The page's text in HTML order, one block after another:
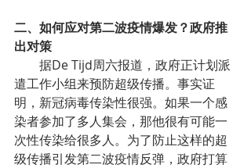
二、如何应对第二波疫情爆发？政府推
出对策
遣工作小组来预防超级传播。事实证
明，新冠病毒传染性很强。如果一个感
染者参加了多人集会，那他很有可能一
次性传染给很多人。为了防止这样的超
级传播引发第二波疫情反弹，政府打算